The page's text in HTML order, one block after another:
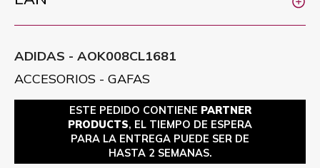
ADIDAS - AOK008CL1681
ACCESORIOS - GAFAS
ESTE PEDIDO CONTIENE PARTNER
PRODUCTS, EL TIEMPO DE ESPERA
PARA LA ENTREGA PUEDE SER DE
HASTA 2 SEMANAS.